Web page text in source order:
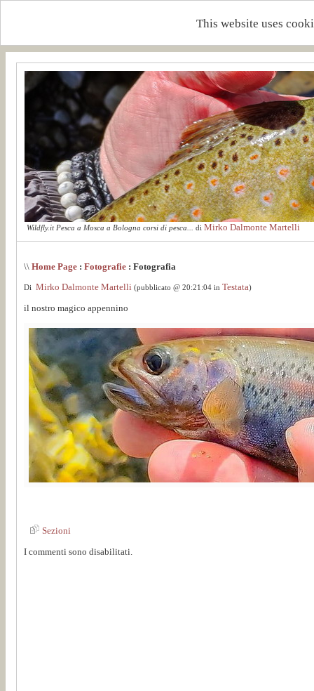
This website uses
Wildfly.it Pesca a Mosca a Bologna corsi di pesca... di Mirko Dalmonte Martelli
\\ Home Page : Fotografie : Fotografia
Di Mirko Dalmonte Martelli (pubblicato @ 20:21:04 in Testata)
il nostro magico appennino
Sezioni
I commenti sono disabilitati.